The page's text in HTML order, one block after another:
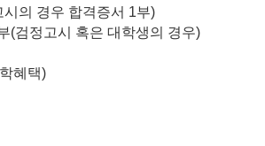
시의 경우 합격증서 1부)
(검정고시 혹은 대학생의 경우)
혜택)